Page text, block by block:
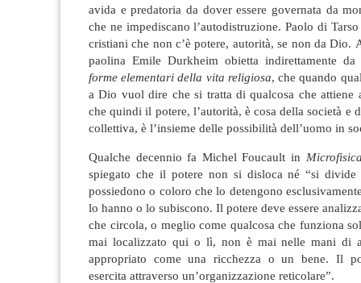
avida e predatoria da dover essere governata da
che ne impediscano l’autodistruzione.Paolo di
cristiani che non c’è potere, autorità, se non da Dio.
paolina Emile Durkheim obietta indirettamente
forme elementari della vita religiosa, che quando
a Dio vuol dire che si tratta di qualcosa che attiene
che quindi il potere, l’autorità, è cosa della società e
collettiva, è l’insieme delle possibilità dell’uomo in
Qualche decennio fa Michel Foucault in
spiegato che il potere non si disloca né “si divide
possiedono o coloro che lo detengono
lo hanno o lo subiscono. Il potere deve essere
che circola, o meglio come qualcosa che funziona
mai localizzato qui o lì, non è mai nelle mani di
appropriato come una ricchezza o un bene. Il
esercita attraverso un’organizzazione reticolare”.